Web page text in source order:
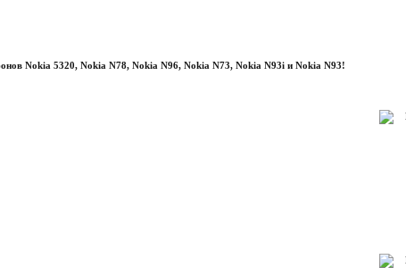
Nokia 5320, Nokia N78, Nokia N96, Nokia N73, Nokia N93i и Nokia N93!